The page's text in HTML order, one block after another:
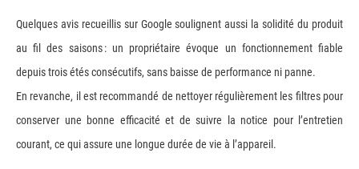
Quelques avis recueillis sur Google soulignent aussi la solidité du produit
au fil des saisons : un propriétaire évoque un fonctionnement fiable
depuis trois étés consécutifs, sans baisse de performance ni panne.
En revanche, il est recommandé de nettoyer régulièrement les filtres pour
conserver une bonne efficacité et de suivre la notice pour l’entretien
courant, ce qui assure une longue durée de vie à l’appareil.